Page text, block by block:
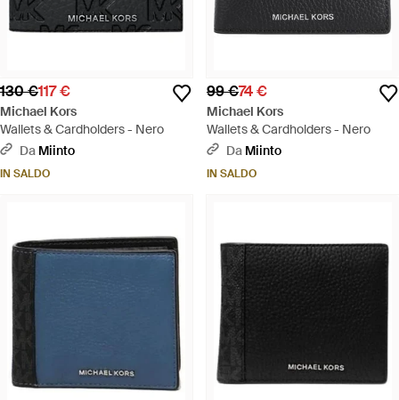
130 €117 €
Michael Kors
Wallets & Cardholders - Nero
Da Miinto
IN SALDO
99 €74 €
Michael Kors
Wallets & Cardholders - Nero
Da Miinto
IN SALDO